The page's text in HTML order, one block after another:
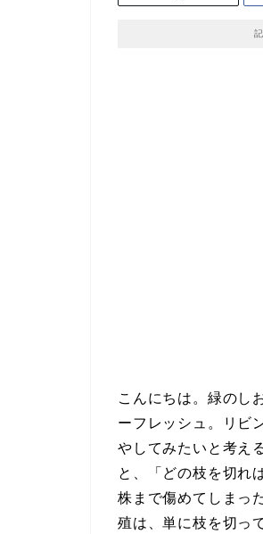
こんにちは。緑のし
ーフレッシュ。リビ
やしてみたいと考え
と、「どの枝を切れ
株まで傷めてしまっ
殖は、単に枝を切っ